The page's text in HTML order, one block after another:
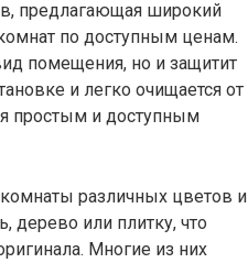
предлагающая широкий
по доступным ценам.
помещения, но и защитит
и легко очищается от
простым и доступным
различных цветов и
дерево или плитку, что
Многие из них